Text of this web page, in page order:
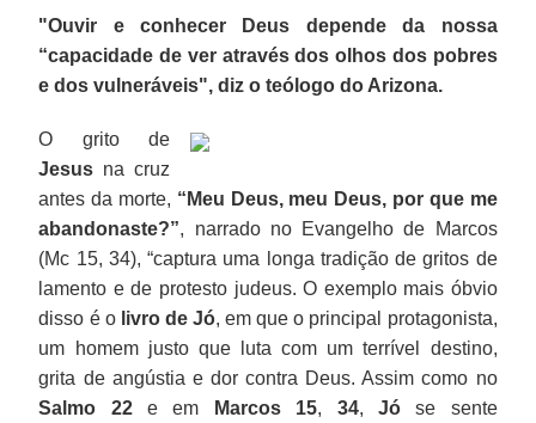
"Ouvir e conhecer Deus depende da nossa
“capacidade de ver através dos olhos dos pobres
e dos vulneráveis", diz o teólogo do Arizona.
O grito de
Jesus na cruz
antes da morte, “Meu Deus, meu Deus, por que me
abandonaste?”, narrado no Evangelho de Marcos
(Mc 15, 34), “captura uma longa tradição de gritos de
lamento e de protesto judeus. O exemplo mais óbvio
disso é o livro de Jó, em que o principal protagonista,
um homem justo que luta com um terrível destino,
grita de angústia e dor contra Deus. Assim como no
Salmo 22e em Marcos 15, 34, Jóse sente